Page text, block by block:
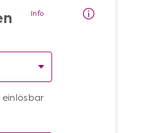
Info